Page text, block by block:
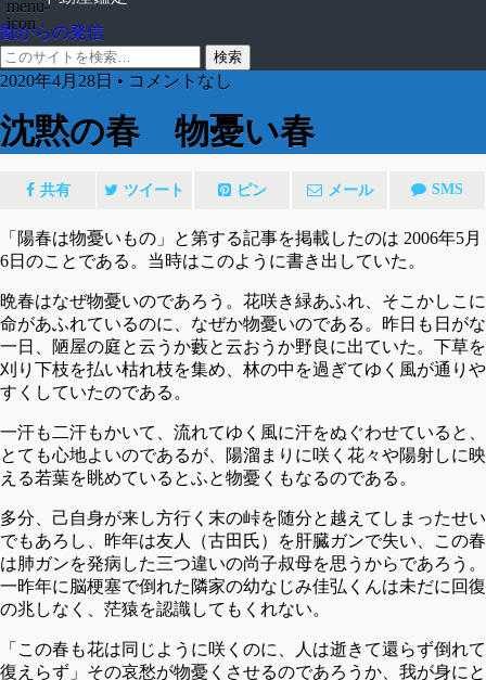
鄙からの発信
2020年4月28日 • コメントなし
沈黙の春 物憂い春
共有 ツイート ピン メール SMS
「陽春は物憂いもの」と第する記事を掲載したのは 2006年5月
6日のことである。当時はこのように書き出していた。
晩春はなぜ物憂いのであろう。花咲き緑あふれ、そこかしこに
命があふれているのに、なぜか物憂いのである。昨日も日がな
一日、陋屋の庭と云うか藪と云おうか野良に出ていた。下草を
刈り下枝を払い枯れ枝を集め、林の中を過ぎてゆく風が通りや
すくしていたのである。
一汗も二汗もかいて、流れてゆく風に汗をぬぐわせていると、
とても心地よいのであるが、陽溜まりに咲く花々や陽射しに映
える若葉を眺めているとふと物憂くもなるのである。
多分、己自身が来し方行く末の峠を随分と越えてしまったせい
でもあろし、昨年は友人（古田氏）を肝臓ガンで失い、この春
は肺ガンを発病した三つ違いの尚子叔母を思うからであろう。
一昨年に脳梗塞で倒れた隣家の幼なじみ佳弘くんは未だに回復
の兆しなく、茫猿を認識してもくれない。
「この春も花は同じように咲くのに、人は逝きて還らず倒れて
復えらず」その哀愁が物憂くさせるのであろうか、我が身にと